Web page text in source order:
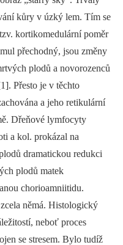
kůry v úzký lem. Tím se
kortikomedulární poměr
přechodný, jsou změny
plodů a novorozenců
Přesto je v těchto
a jeho retikulární
Dřeňové lymfocyty
a kol. prokázal na
dramatickou redukci
plodů matek
chorioamniitidu.
němá. Histologický
neboť proces
se stresem. Bylo tudíž